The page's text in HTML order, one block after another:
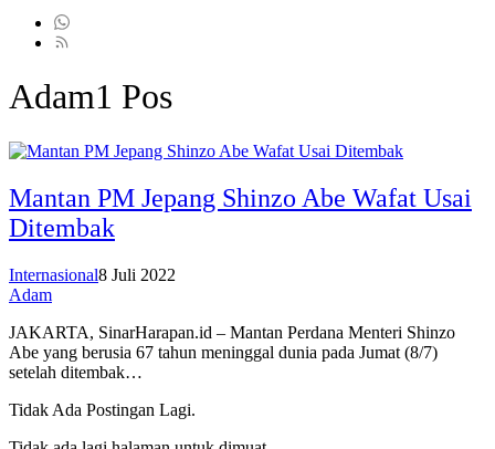
Adam1 Pos
Mantan PM Jepang Shinzo Abe Wafat Usai
Ditembak
Internasional8 Juli 2022
Adam
JAKARTA, SinarHarapan.id – Mantan Perdana Menteri Shinzo
Abe yang berusia 67 tahun meninggal dunia pada Jumat (8/7)
setelah ditembak…
Tidak Ada Postingan Lagi.